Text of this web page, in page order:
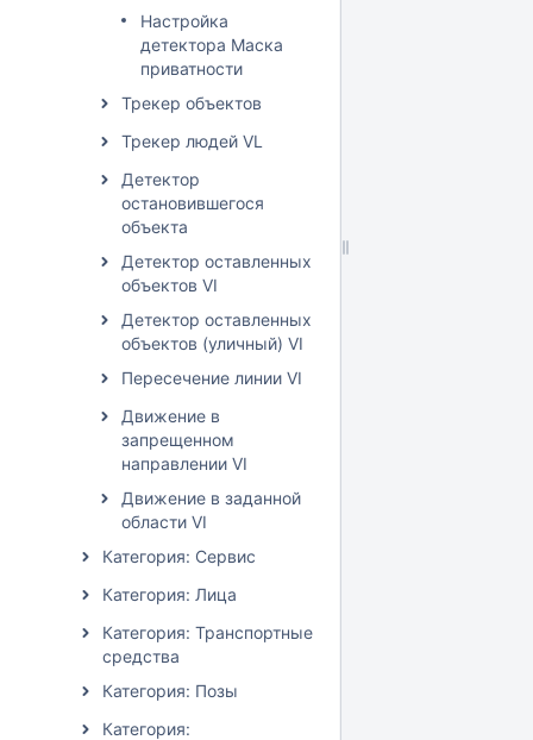
Настройка
детектора Маска
приватности
Трекер объектов
Трекер людей VL
Детектор
остановившегося
объекта
Детектор оставленных
объектов VI
Детектор оставленных
объектов (уличный) VI
Пересечение линии VI
Движение в
запрещенном
направлении VI
Движение в заданной
области VI
Категория: Сервис
Категория: Лица
Категория: Транспортные
средства
Категория: Позы
Категория: